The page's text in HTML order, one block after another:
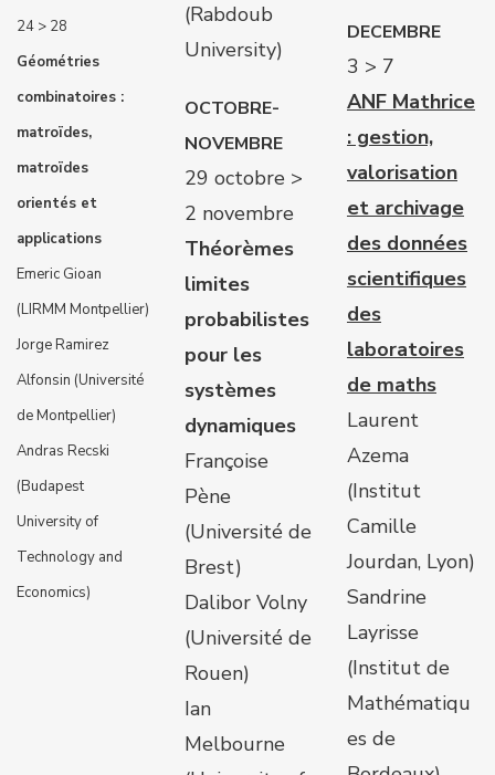
24 > 28
Géométries
combinatoires :
matroïdes,
matroïdes
orientés et
applications
Emeric Gioan
(LIRMM Montpellier)
Jorge Ramirez
Alfonsin (Université
de Montpellier)
Andras Recski
(Budapest
University of
Technology and
Economics)
(Rabdoub
University)
OCTOBRE-
NOVEMBRE
29 octobre >
2 novembre
Théorèmes
limites
probabilistes
pour les
systèmes
dynamiques
Françoise
Pène
(Université de
Brest)
Dalibor Volny
(Université de
Rouen)
Ian
Melbourne
DECEMBRE
3 > 7
ANF Mathrice
: gestion,
valorisation
et archivage
des données
scientifiques
des
laboratoires
de maths
Laurent
Azema
(Institut
Camille
Jourdan, Lyon)
Sandrine
Layrisse
(Institut de
Mathématiqu
es de